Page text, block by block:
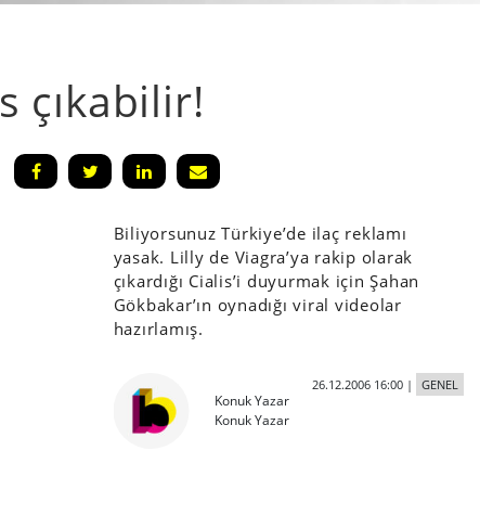
çıkabilir!
Biliyorsunuz Türkiye’de ilaç reklamı
yasak. Lilly de Viagra’ya rakip olarak
çıkardığı Cialis’i duyurmak için Şahan
Gökbakar’ın oynadığı viral videolar
hazırlamış.
Konuk Yazar
Konuk Yazar
26.12.2006 16:00| GENEL